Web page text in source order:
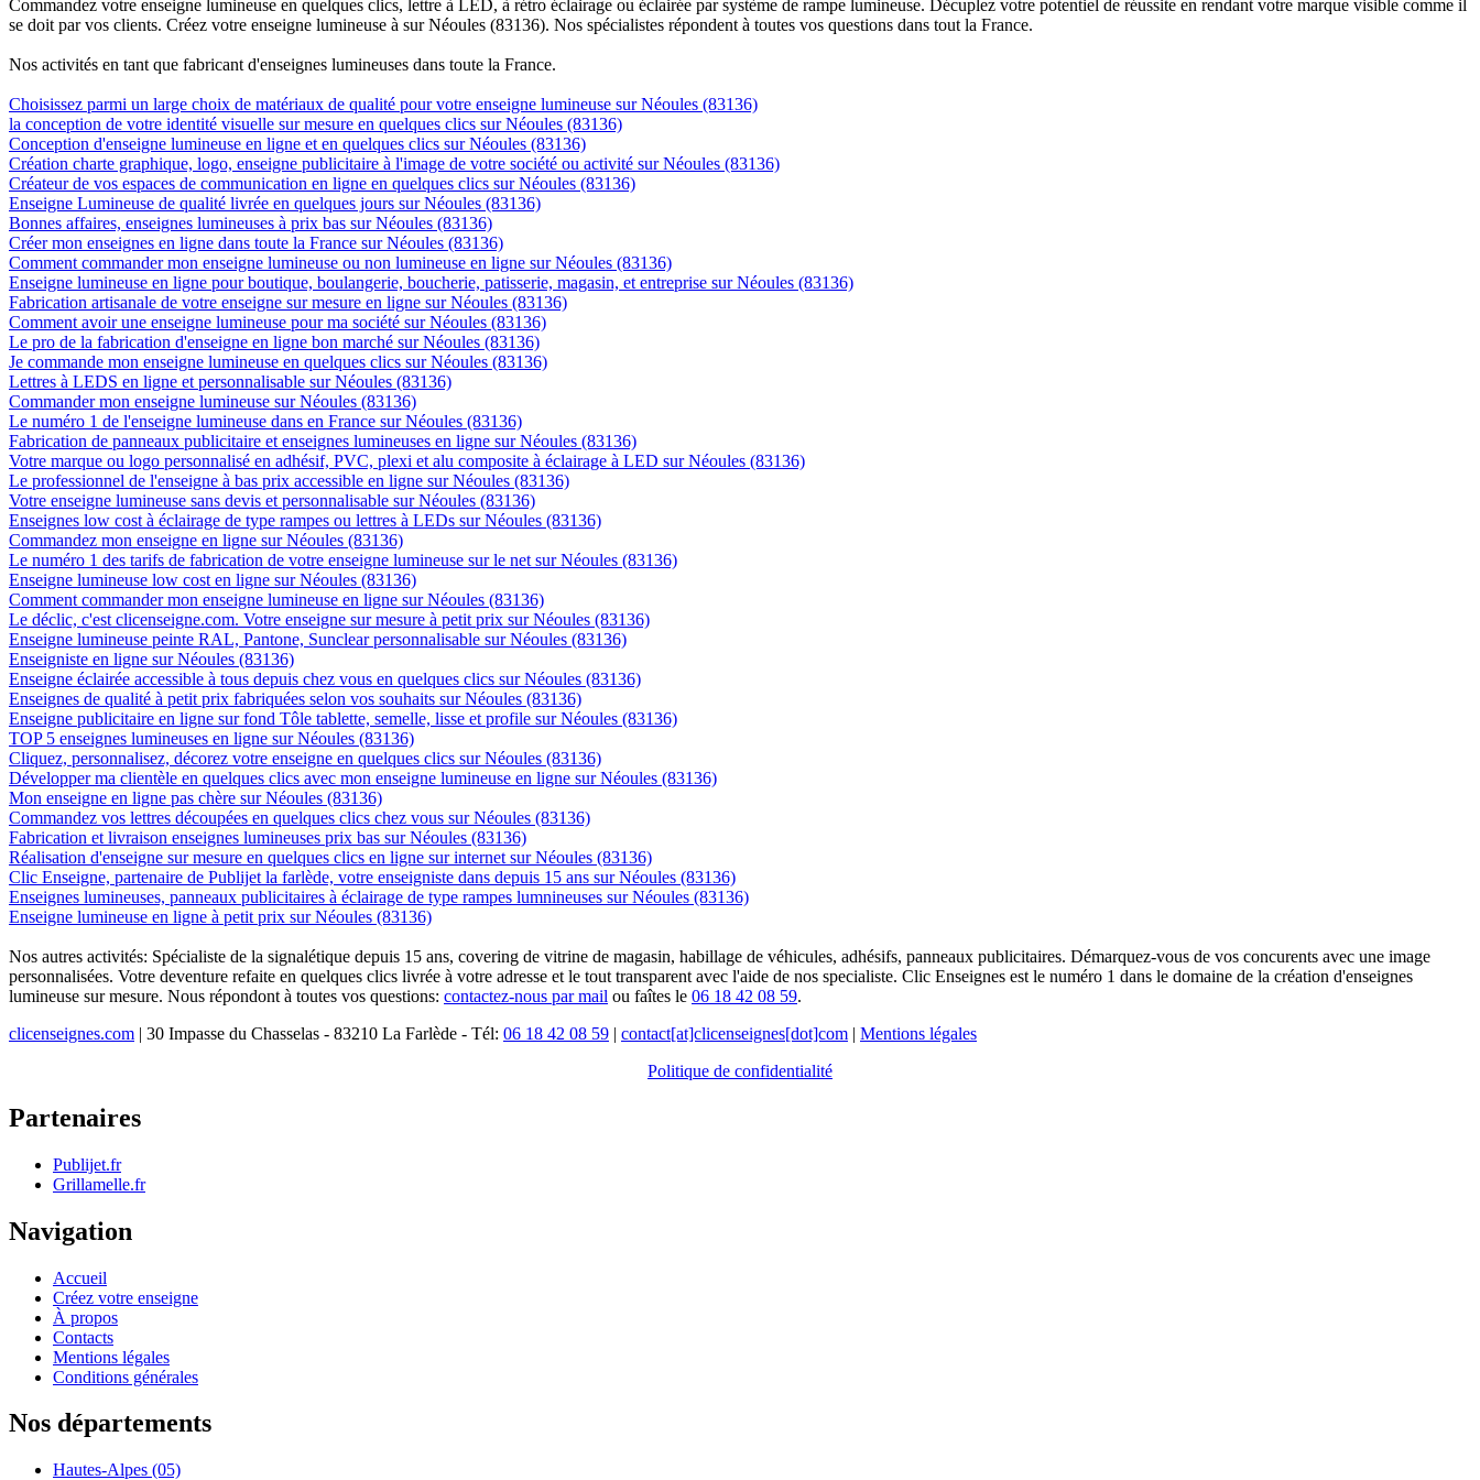
Commandez votre enseigne lumineuse en quelques clics, lettre à LED, à rétro éclairage ou éclairée par système de rampe lumineuse. Décuplez votre potentiel de réussite en rendant votre marque visible comme il
se doit par vos clients. Créez votre enseigne lumineuse à sur Néoules (83136). Nos spécialistes répondent à toutes vos questions dans tout la France.
Nos activités en tant que fabricant d'enseignes lumineuses dans toute la France.
Choisissez parmi un large choix de matériaux de qualité pour votre enseigne lumineuse sur Néoules (83136)
la conception de votre identité visuelle sur mesure en quelques clics sur Néoules (83136)
Conception d'enseigne lumineuse en ligne et en quelques clics sur Néoules (83136)
Création charte graphique, logo, enseigne publicitaire à l'image de votre société ou activité sur Néoules (83136)
Créateur de vos espaces de communication en ligne en quelques clics sur Néoules (83136)
Enseigne Lumineuse de qualité livrée en quelques jours sur Néoules (83136)
Bonnes affaires, enseignes lumineuses à prix bas sur Néoules (83136)
Créer mon enseignes en ligne dans toute la France sur Néoules (83136)
Comment commander mon enseigne lumineuse ou non lumineuse en ligne sur Néoules (83136)
Enseigne lumineuse en ligne pour boutique, boulangerie, boucherie, patisserie, magasin, et entreprise sur Néoules (83136)
Fabrication artisanale de votre enseigne sur mesure en ligne sur Néoules (83136)
Comment avoir une enseigne lumineuse pour ma société sur Néoules (83136)
Le pro de la fabrication d'enseigne en ligne bon marché sur Néoules (83136)
Je commande mon enseigne lumineuse en quelques clics sur Néoules (83136)
Lettres à LEDS en ligne et personnalisable sur Néoules (83136)
Commander mon enseigne lumineuse sur Néoules (83136)
Le numéro 1 de l'enseigne lumineuse dans en France sur Néoules (83136)
Fabrication de panneaux publicitaire et enseignes lumineuses en ligne sur Néoules (83136)
Votre marque ou logo personnalisé en adhésif, PVC, plexi et alu composite à éclairage à LED sur Néoules (83136)
Le professionnel de l'enseigne à bas prix accessible en ligne sur Néoules (83136)
Votre enseigne lumineuse sans devis et personnalisable sur Néoules (83136)
Enseignes low cost à éclairage de type rampes ou lettres à LEDs sur Néoules (83136)
Commandez mon enseigne en ligne sur Néoules (83136)
Le numéro 1 des tarifs de fabrication de votre enseigne lumineuse sur le net sur Néoules (83136)
Enseigne lumineuse low cost en ligne sur Néoules (83136)
Comment commander mon enseigne lumineuse en ligne sur Néoules (83136)
Le déclic, c'est clicenseigne.com. Votre enseigne sur mesure à petit prix sur Néoules (83136)
Enseigne lumineuse peinte RAL, Pantone, Sunclear personnalisable sur Néoules (83136)
Enseigniste en ligne sur Néoules (83136)
Enseigne éclairée accessible à tous depuis chez vous en quelques clics sur Néoules (83136)
Enseignes de qualité à petit prix fabriquées selon vos souhaits sur Néoules (83136)
Enseigne publicitaire en ligne sur fond Tôle tablette, semelle, lisse et profile sur Néoules (83136)
TOP 5 enseignes lumineuses en ligne sur Néoules (83136)
Cliquez, personnalisez, décorez votre enseigne en quelques clics sur Néoules (83136)
Développer ma clientèle en quelques clics avec mon enseigne lumineuse en ligne sur Néoules (83136)
Mon enseigne en ligne pas chère sur Néoules (83136)
Commandez vos lettres découpées en quelques clics chez vous sur Néoules (83136)
Fabrication et livraison enseignes lumineuses prix bas sur Néoules (83136)
Réalisation d'enseigne sur mesure en quelques clics en ligne sur internet sur Néoules (83136)
Clic Enseigne, partenaire de Publijet la farlède, votre enseigniste dans depuis 15 ans sur Néoules (83136)
Enseignes lumineuses, panneaux publicitaires à éclairage de type rampes lumnineuses sur Néoules (83136)
Enseigne lumineuse en ligne à petit prix sur Néoules (83136)
Nos autres activités: Spécialiste de la signalétique depuis 15 ans, covering de vitrine de magasin, habillage de véhicules, adhésifs, panneaux publicitaires. Démarquez-vous de vos concurents avec une image
personnalisées. Votre deventure refaite en quelques clics livrée à votre adresse et le tout transparent avec l'aide de nos specialiste. Clic Enseignes est le numéro 1 dans le domaine de la création d'enseignes
lumineuse sur mesure. Nous répondont à toutes vos questions: contactez-nous par mail ou faîtes le 06 18 42 08 59.
clicenseignes.com | 30 Impasse du Chasselas - 83210 La Farlède - Tél: 06 18 42 08 59 | contact[at]clicenseignes[dot]com | Mentions légales
Politique de confidentialité
Partenaires
Publijet.fr
Grillamelle.fr
Navigation
Accueil
Créez votre enseigne
À propos
Contacts
Mentions légales
Conditions générales
Nos départements
Hautes-Alpes (05)